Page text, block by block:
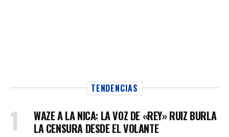
TENDENCIAS
WAZE A LA NICA: LA VOZ DE «REY» RUIZ BURLA
LA CENSURA DESDE EL VOLANTE